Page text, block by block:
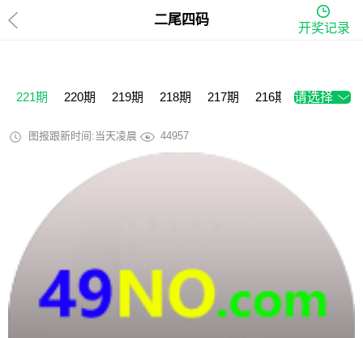
二尾四码
开奖记录
221期 220期 219期 218期 217期 216期 215期
请选择
图报跟新时间:当天凌晨 44957